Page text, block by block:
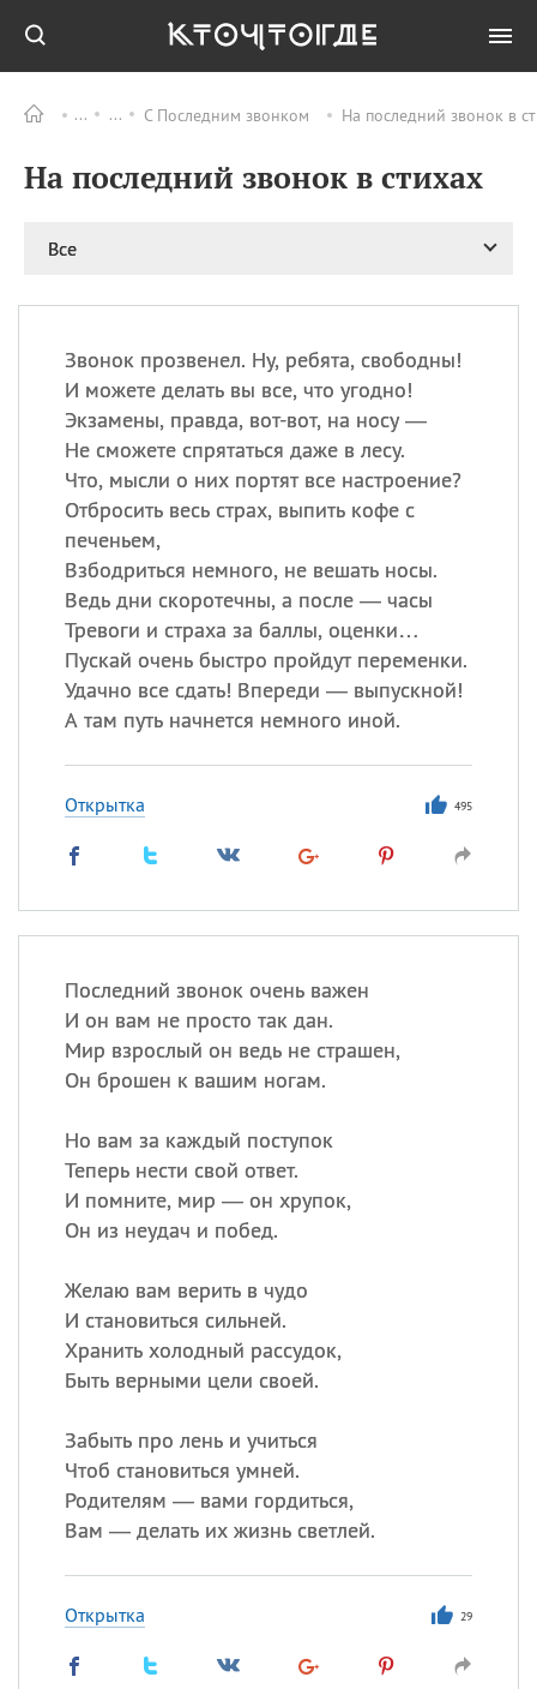
С Последним звонком На последний звонок в
На последний звонок в стихах
Все
Звонок прозвенел. Ну, ребята, свободны!
И можете делать вы все, что угодно!
Экзамены, правда, вот-вот, на носу —
Не сможете спрятаться даже в лесу.
Что, мысли о них портят все настроение?
Отбросить весь страх, выпить кофе с
печеньем,
Взбодриться немного, не вешать носы.
Ведь дни скоротечны, а после — часы
Тревоги и страха за баллы, оценки…
Пускай очень быстро пройдут переменки.
Удачно все сдать! Впереди — выпускной!
А там путь начнется немного иной.
Открытка 495
Последний звонок очень важен
И он вам не просто так дан.
Мир взрослый он ведь не страшен,
Он брошен к вашим ногам.
Но вам за каждый поступок
Теперь нести свой ответ.
И помните, мир — он хрупок,
Он из неудач и побед.
Желаю вам верить в чудо
И становиться сильней.
Хранить холодный рассудок,
Быть верными цели своей.
Забыть про лень и учиться
Чтоб становиться умней.
Родителям — вами гордиться,
Вам — делать их жизнь светлей.
Открытка 29
ПРАЗДНИКИ Все
08.08 День «Счастье
День мира в Аугсбурге
великомученика
Пантелеймона –
покровителя всех
врачей и целителя
больных
09.08 День книголюбов (Book
Lovers Day)
ИМЕНА
Сегодня празднуют именины
Александр,Макар
Анна
происхождение